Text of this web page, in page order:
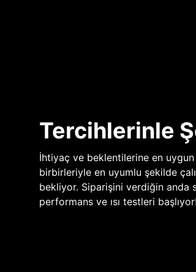
Tercihlerinle
İhtiyaç ve beklentilerine en
birbirleriyle en uyumlu şekilde
bekliyor. Siparişini verdiğin anda
performans ve ısı testleri başlıyor!